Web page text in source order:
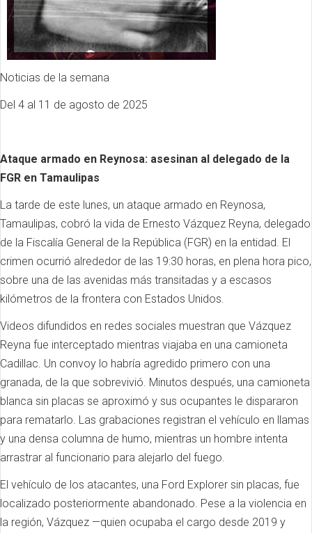
Noticias de la semana
Del 4 al 11 de agosto de 2025
Ataque armado en Reynosa: asesinan al delegado de la
FGR en Tamaulipas
La tarde de este lunes, un ataque armado en Reynosa,
Tamaulipas, cobró la vida de Ernesto Vázquez Reyna, delegado
de la Fiscalía General de la República (FGR) en la entidad. El
crimen ocurrió alrededor de las 19:30 horas, en plena hora pico,
sobre una de las avenidas más transitadas y a escasos
kilómetros de la frontera con Estados Unidos.
Videos difundidos en redes sociales muestran que Vázquez
Reyna fue interceptado mientras viajaba en una camioneta
Cadillac. Un convoy lo habría agredido primero con una
granada, de la que sobrevivió. Minutos después, una camioneta
blanca sin placas se aproximó y sus ocupantes le dispararon
para rematarlo. Las grabaciones registran el vehículo en llamas
y una densa columna de humo, mientras un hombre intenta
arrastrar al funcionario para alejarlo del fuego.
El vehículo de los atacantes, una Ford Explorer sin placas, fue
localizado posteriormente abandonado. Pese a la violencia en
la región, Vázquez —quien ocupaba el cargo desde 2019 y